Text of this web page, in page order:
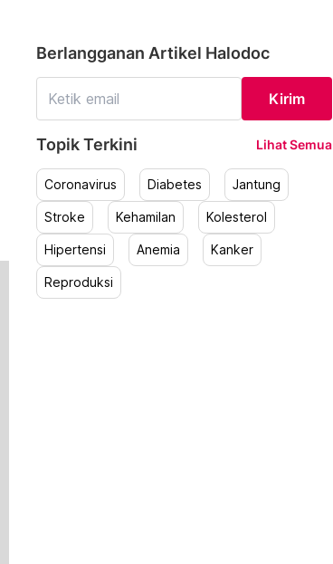
Berlangganan Artikel Halodoc
Kirim
Topik Terkini Lihat Semua
Coronavirus Diabetes Jantung
Stroke Kehamilan Kolesterol
Hipertensi Anemia Kanker
Reproduksi